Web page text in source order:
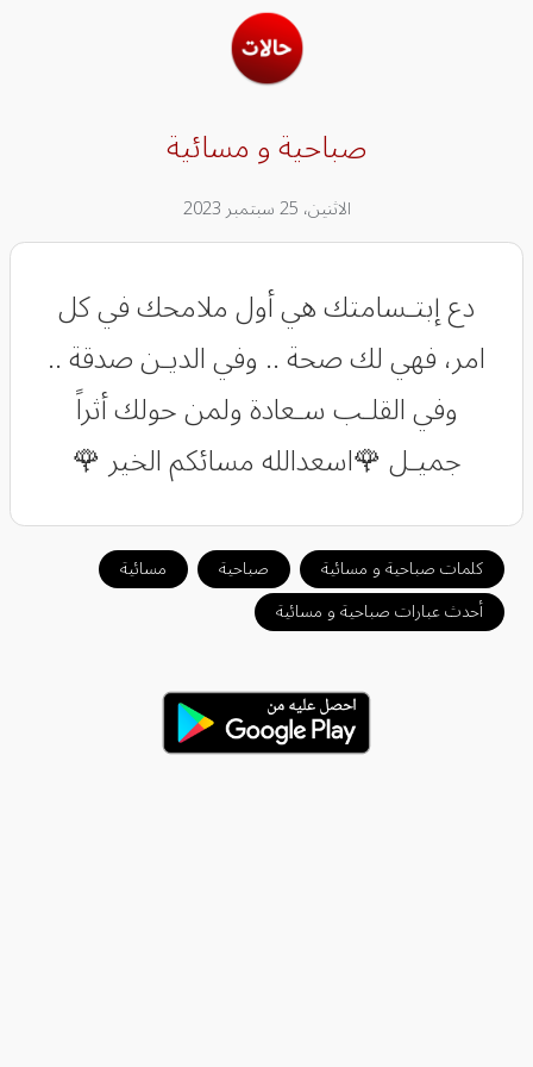
صباحية و مسائية
الاثنين، 25 سبتمبر 2023
دع إبتـسامتك هي أول ملامحك في كل
امر، فهي لك صحة .. وفي الديـن صدقة ..
وفي القلـب سـعادة ولمن حولك أثراً
جميـل 🌹اسعدالله مسائكم الخير 🌹
كلمات صباحية و مسائية صباحية
مسائية
أحدث عبارات صباحية و مسائية